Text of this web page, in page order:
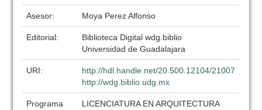
Asesor: Moya Perez Alfonso
Editorial:
Biblioteca Digital wdg.biblio
Universidad de Guadalajara
URI:
http://hdl.handle.net/20.500.12104/21007
http://wdg.biblio.udg.mx
Programa
LICENCIATURA EN ARQUITECTURA